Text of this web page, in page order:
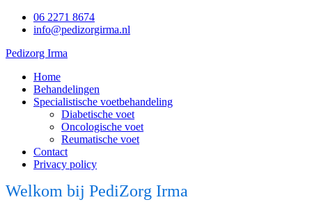
06 2271 8674
info@pedizorgirma.nl
Pedizorg Irma
Home
Behandelingen
Specialistische voetbehandeling
Diabetische voet
Oncologische voet
Reumatische voet
Contact
Privacy policy
Welkom bij PediZorg Irma